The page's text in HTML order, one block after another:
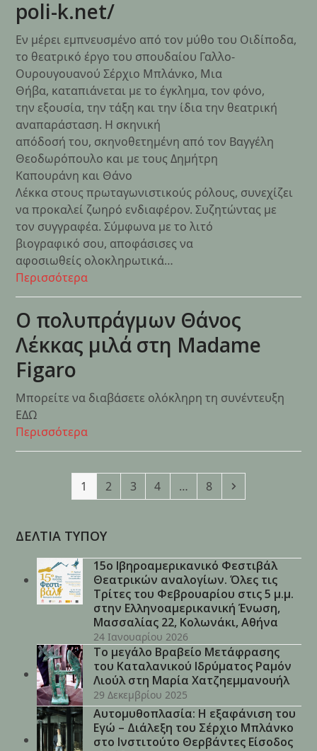
poli-k.net/
Εν μέρει εμπνευσμένο από τον μύθο του Οιδίποδα,
το θεατρικό έργο του σπουδαίου Γαλλο-
Ουρουγουανού Σέρχιο Μπλάνκο, Μια
Θήβα, καταπιάνεται με το έγκλημα, τον φόνο,
την εξουσία, την τάξη και την ίδια την θεατρική
αναπαράσταση. Η σκηνική
απόδοσή του, σκηνοθετημένη από τον Βαγγέλη
Θεοδωρόπουλο και με τους Δημήτρη
Καπουράνη και Θάνο
Λέκκα στους πρωταγωνιστικούς ρόλους, συνεχίζει
να προκαλεί ζωηρό ενδιαφέρον. Συζητώντας με
τον συγγραφέα. Σύμφωνα με το λιτό
βιογραφικό σου, αποφάσισες να
αφοσιωθείς ολοκληρωτικά…
Περισσότερα
Ο πολυπράγμων Θάνος
Λέκκας μιλά στη Madame
Figaro
Μπορείτε να διαβάσετε ολόκληρη τη συνέντευξη
ΕΔΩ
Περισσότερα
Page
1 Page
2 Page
3 Page
4 … Page
8 Next
ΔΕΛΤΙΑ ΤΥΠΟΥ
15ο Ιβηροαμερικανικό Φεστιβάλ
Θεατρικών αναλογίων. Όλες τις
Τρίτες του Φεβρουαρίου στις 5 μ.μ.
στην Ελληνοαμερικανική Ένωση,
Μασσαλίας 22, Κολωνάκι, Αθήνα
24 Ιανουαρίου 2026
Το μεγάλο Βραβείο Μετάφρασης
του Καταλανικού Ιδρύματος Ραμόν
Λιούλ στη Μαρία Χατζηεμμανουήλ
29 Δεκεμβρίου 2025
Αυτομυθοπλασία: Η εξαφάνιση του
Εγώ – Διάλεξη του Σέρχιο Μπλάνκο
στο Ινστιτούτο Θερβάντες Είσοδος